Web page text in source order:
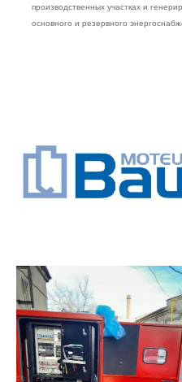
производственных участках и
основного и резервного